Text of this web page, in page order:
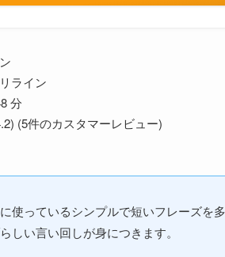
ライン
分
件のカスタマーレビュー)
使っているシンプルで短いフレーズを
しい言い回しが身につきます。